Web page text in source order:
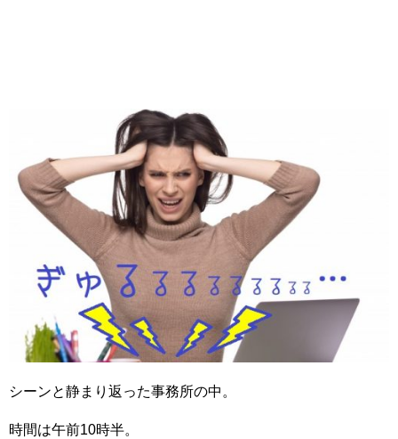
シーンと静まり返った事務所の中。
時間は午前10時半。